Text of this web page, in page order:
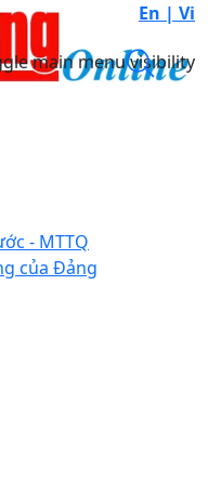
En | Vi
main menu visibility
- MTTQ
của Đảng